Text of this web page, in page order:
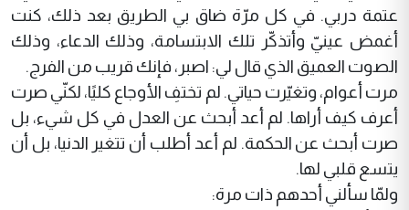
عتمة دربي. في كل مرّة ضاق بي الطريق بعد ذلك، كنت
أغمض عينيّ وأتذكّر تلك الابتسامة، وذلك الدعاء، وذلك
الصوت العميق الذي قال لي: اصبر، فإنك قريب من الفرج.
مرت أعوام، وتغيّرت حياتي. لم تختفِ الأوجاع كليًا، لكنّي صرت
أعرف كيف أراها. لم أعد أبحث عن العدل في كل شيء، بل
صرت أبحث عن الحكمة. لم أعد أطلب أن تتغير الدنيا، بل أن
يتسع قلبي لها.
ولمّا سألني أحدهم ذات مرة: